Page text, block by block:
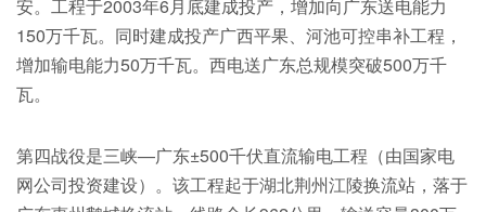
安。工程于2003年6月底建成投产，增加向广东送电能力
150万千瓦。同时建成投产广西平果、河池可控串补工程，
增加输电能力50万千瓦。西电送广东总规模突破500万千
瓦。
第四战役是三峡—广东±500千伏直流输电工程（由国家电
网公司投资建设）。该工程起于湖北荆州江陵换流站，落于